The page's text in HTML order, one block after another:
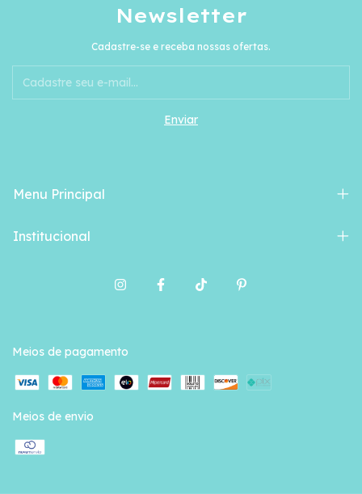
Newsletter
Cadastre-se e receba nossas ofertas.
Menu Principal
Institucional
Meios de pagamento
Meios de envio